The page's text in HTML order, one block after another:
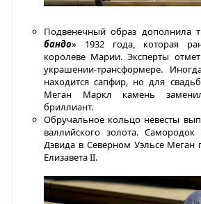
Подвенечный образ дополнила
бандо» 1932 года, которая
королеве Марии. Эксперты
украшении-трансформере.
находится сапфир, но для
Меган Маркл камень
бриллиант.
Обручальное кольцо невесты
валлийского золота.
Дэвида в Северном Уэльсе Меган
Елизавета II.